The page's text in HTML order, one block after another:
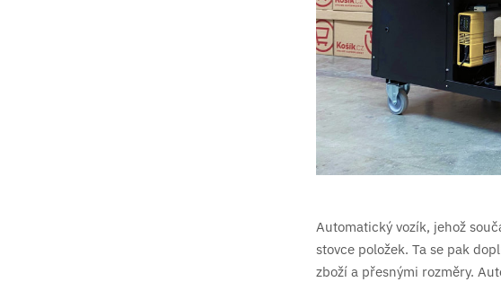
Automatický vozík, jehož
stovce položek. Ta se pak
zboží a přesnými rozměry.